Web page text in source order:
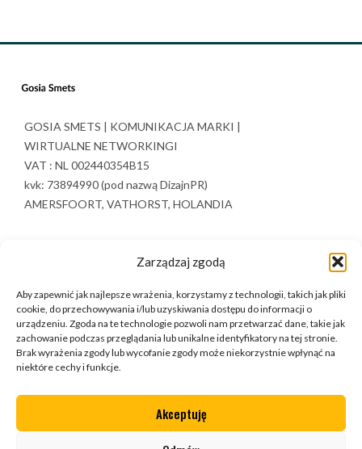
Zarządzaj zgodą
Aby zapewnić jak najlepsze wrażenia, korzystamy z technologii, takich jak pliki
cookie, do przechowywania i/lub uzyskiwania dostępu do informacji o
urządzeniu. Zgoda na te technologie pozwoli nam przetwarzać dane, takie jak
zachowanie podczas przeglądania lub unikalne identyfikatory na tej stronie.
Brak wyrażenia zgody lub wycofanie zgody może niekorzystnie wpłynąć na
niektóre cechy i funkcje.
Akceptuję
GOSIA SMETS | KOMUNIKACJA MARKI |
WIRTUALNE NETWORKINGI
VAT : NL 002440354B15
kvk: 73894990 (pod nazwą DizajnPR)
AMERSFOORT, VATHORST, HOLANDIA
O mnie
Connecting
Mentoring
Polityka prywatności
Regulamin